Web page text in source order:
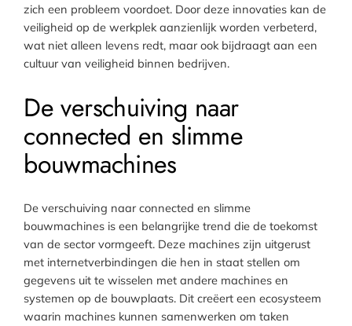
zich een probleem voordoet. Door deze innovaties kan de
veiligheid op de werkplek aanzienlijk worden verbeterd,
wat niet alleen levens redt, maar ook bijdraagt aan een
cultuur van veiligheid binnen bedrijven.
De verschuiving naar
connected en slimme
bouwmachines
De verschuiving naar connected en slimme
bouwmachines is een belangrijke trend die de toekomst
van de sector vormgeeft. Deze machines zijn uitgerust
met internetverbindingen die hen in staat stellen om
gegevens uit te wisselen met andere machines en
systemen op de bouwplaats. Dit creëert een ecosysteem
waarin machines kunnen samenwerken om taken